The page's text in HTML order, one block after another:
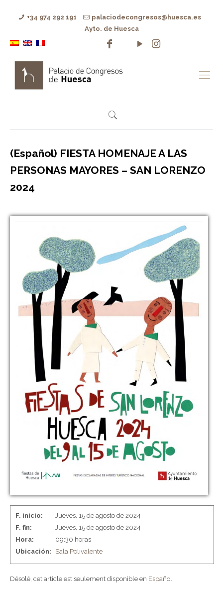
+34 974 292 191
palaciodecongresos@huesca.es
Ayto. de Huesca
(Español) FIESTA HOMENAJE A LAS
PERSONAS MAYORES – SAN LORENZO
2024
F. inicio:
Jueves, 15 de agosto de 2024
F. fin:
Jueves, 15 de agosto de 2024
Hora:
09:30 horas
Ubicación:
Sala Polivalente
Désolé, cet article est seulement disponible en Español.